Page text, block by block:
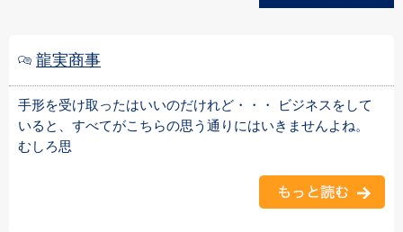
龍実商事
手形を受け取ったはいいのだけれど・・・ ビジネスをして
いると、すべてがこちらの思う通りにはいきませんよね。
むしろ思